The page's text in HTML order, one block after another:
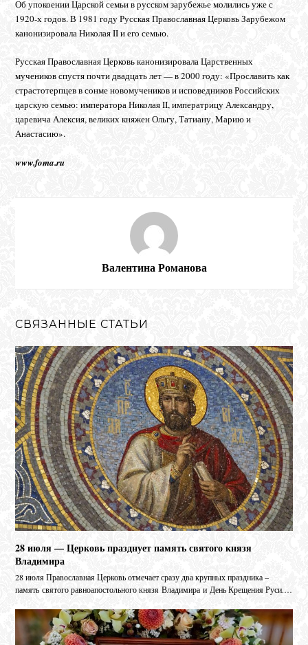
Об упокоении Царской семьи в русском зарубежье молились уже с
1920-х годов. В 1981 году Русская Православная Церковь Зарубежом
канонизировала Николая II и его семью.
Русская Православная Церковь канонизировала Царственных
мучеников спустя почти двадцать лет — в 2000 году: «Прославить как
страстотерпцев в сонме новомучеников и исповедников Российских
царскую семью: императора Николая II, императрицу Александру,
царевича Алексия, великих княжен Ольгу, Татиану, Марию и
Анастасию».
www.foma.ru
Валентина Романова
СВЯЗАННЫЕ СТАТЬИ
28 июля — Церковь празднует память святого князя
Владимира
28 июля Православная Церковь отмечает сразу два крупных праздника –
память святого равноапостольного князя Владимира и День Крещения Руси.…